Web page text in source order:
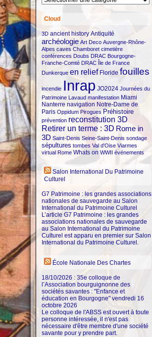
Cloud
3D ancient history Antiquité
archéologie Art Deco Auvergne-Rhône-
Alpes caves Chamboret cimetière
conférences Doubs DRAC Bourgogne-
Franche-Comté DRAC Île de France
Dunkerque en relief Floride fouilles
incendie Inrap JO2024 Journées du
Patrimoine Lavaud manifestation Miami
Nanterre navigation Notre-Dame de
Paris Oppidum Pirogues Préhistoire
prévention reconstitution 3D
Retirer un terme : 3D Rome in
3D Saint-Denis Seine-Saint-Denis sondage
sépultures tombes Val d'Oise Viarmes
virtual Rome Whats on WWII événements
Salon International Du Patrimoine
Culturel
G7 Patrimoine : les grandes associations
nationales de sauvegarde au Salon
International du Patrimoine Culturel
L’article G7 Patrimoine : les grandes
associations nationales de sauvegarde
au Salon International du Patrimoine
Culturel est apparu en premier sur Salon
International du Patrimoine Culturel.
École Nationale Des Chartes
18/10/2026 : 35e colloque de
l’Association bourguignonne des
sociétés savantes : "Enfance et
éducation en Bourgogne" vendredi 16
octobre 2026
Le colloque de l'ABSS est ouvert à toute
personne intéressée, il n'est pas
nécessaire d'être membre d'une société
savante pour y prendre part.